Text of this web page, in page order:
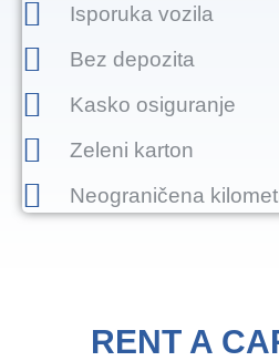
Isporuka vozila
Bez depozita
Kasko osiguranje
Zeleni karton
Neograničena
RENT A